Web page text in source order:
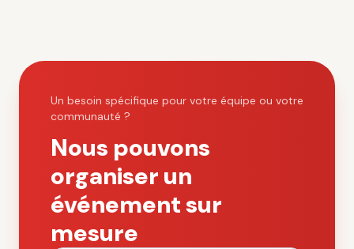
Un besoin spécifique pour votre équipe ou votre
communauté ?
Nous pouvons
organiser un
événement sur
mesure